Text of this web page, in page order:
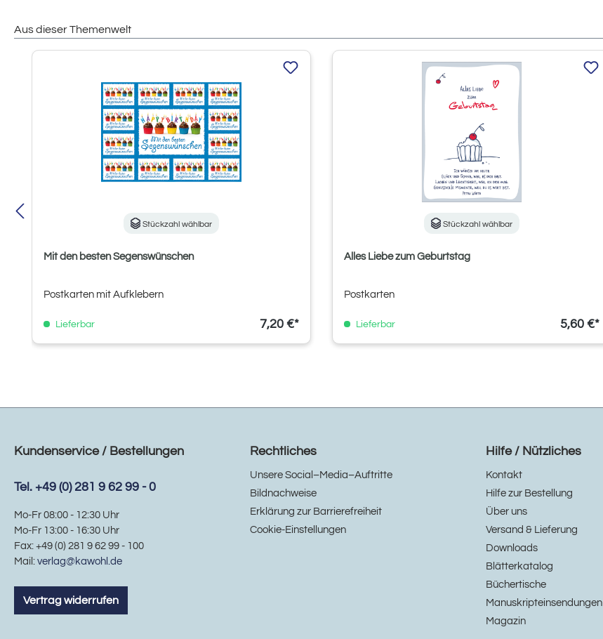
Aus dieser Themenwelt
Produktgalerie überspringen
Stückzahl wählbar
Mit den besten Segenswünschen
Postkarten mit Aufklebern
Lieferbar 7,20 €*
Stückzahl wählbar
Alles Liebe zum Geburtstag
Postkarten
Lieferbar 5,60 €*
Kundenservice / Bestellungen
Tel. +49 (0) 281 9 62 99 - 0
Mo-Fr 08:00 - 12:30 Uhr
Mo-Fr 13:00 - 16:30 Uhr
Fax: +49 (0) 281 9 62 99 - 100
Mail: verlag@kawohl.de
Vertrag widerrufen
Rechtliches
Unsere Social–Media–Auftritte
Bildnachweise
Erklärung zur Barrierefreiheit
Cookie-Einstellungen
Hilfe / Nützliches
Kontakt
Hilfe zur Bestellung
Über uns
Versand & Lieferung
Downloads
Blätterkatalog
Büchertische
Manuskripteinsendungen
Magazin